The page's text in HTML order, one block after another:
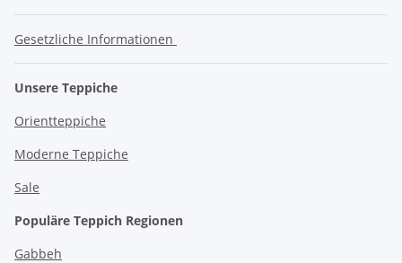
Gesetzliche Informationen
Unsere Teppiche
Orientteppiche
Moderne Teppiche
Sale
Populäre Teppich Regionen
Gabbeh